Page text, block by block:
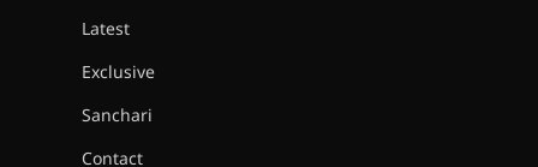
Latest
Exclusive
Sanchari
Contact